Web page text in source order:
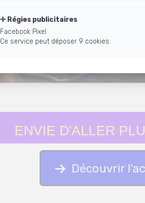
ENVIE D'ALLER
Découvrir
Régies publicitaires
Facebook Pixel
Ce service peut déposer 9 cookies.